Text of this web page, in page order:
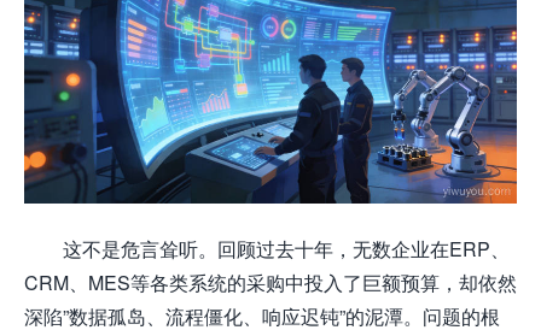
这不是危言耸听。回顾过去十年，无数企业在ERP、
CRM、MES等各类系统的采购中投入了巨额预算，却依然
深陷”数据孤岛、流程僵化、响应迟钝”的泥潭。问题的根